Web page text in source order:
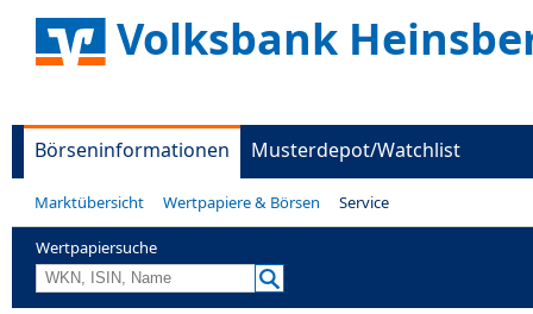
Volksbank
Börseninformationen Musterdepot/Watchlist
Marktübersicht Wertpapiere & Börsen Service
Wertpapiersuche